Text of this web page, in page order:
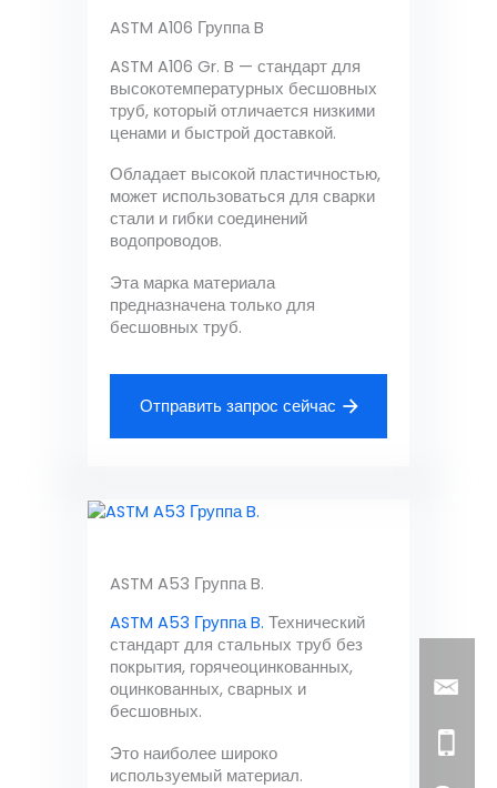
ASTM A106 Группа B
ASTM A106 Gr. B — стандарт для
высокотемпературных бесшовных
труб, который отличается низкими
ценами и быстрой доставкой.
Обладает высокой пластичностью,
может использоваться для сварки
стали и гибки соединений
водопроводов.
Эта марка материала
предназначена только для
бесшовных труб.
Отправить запрос сейчас
ASTM A53 Группа B.
ASTM A53 Группа B. Технический
стандарт для стальных труб без
покрытия, горячеоцинкованных,
оцинкованных, сварных и
бесшовных.
Это наиболее широко
используемый материал.